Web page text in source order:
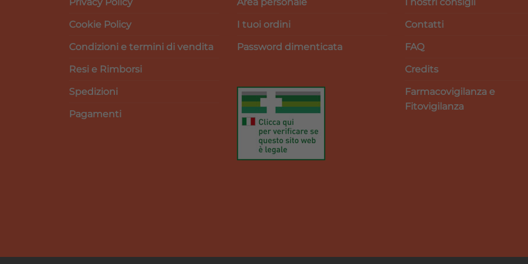
Cookie Policy
Condizioni e termini di vendita
Resi e Rimborsi
Spedizioni
Pagamenti
I tuoi ordini
Password dimenticata
Contatti
FAQ
Credits
Farmacovigilanza e
Fitovigilanza